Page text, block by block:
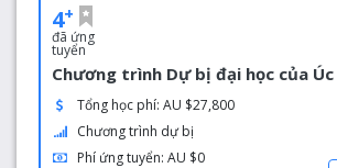
4+
đã ứng
tuyển
Chương trình Dự bị đại học của Úc
Tổng học phí: AU $27,800
Chương trình dự bị
Phí ứng tuyển: AU $0